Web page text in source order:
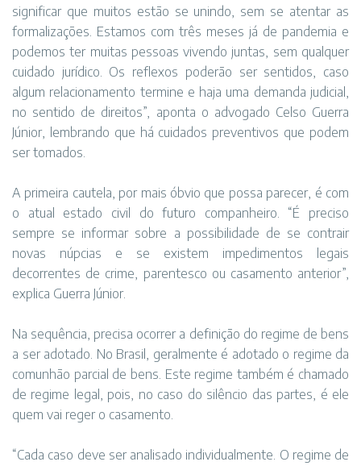
significar que muitos estão se unindo, sem se atentar as
formalizações. Estamos com três meses já de pandemia e
podemos ter muitas pessoas vivendo juntas, sem qualquer
cuidado jurídico. Os reflexos poderão ser sentidos, caso
algum relacionamento termine e haja uma demanda judicial,
no sentido de direitos”, aponta o advogado Celso Guerra
Júnior, lembrando que há cuidados preventivos que podem
ser tomados.
A primeira cautela, por mais óbvio que possa parecer, é com
o atual estado civil do futuro companheiro. “É preciso
sempre se informar sobre a possibilidade de se contrair
novas núpcias e se existem impedimentos legais
decorrentes de crime, parentesco ou casamento anterior”,
explica Guerra Júnior.
Na sequência, precisa ocorrer a definição do regime de bens
a ser adotado. No Brasil, geralmente é adotado o regime da
comunhão parcial de bens. Este regime também é chamado
de regime legal, pois, no caso do silêncio das partes, é ele
quem vai reger o casamento.
“Cada caso deve ser analisado individualmente. O regime de